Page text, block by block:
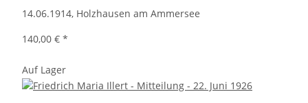
14.06.1914, Holzhausen am Ammersee
140,00 € *
Auf Lager